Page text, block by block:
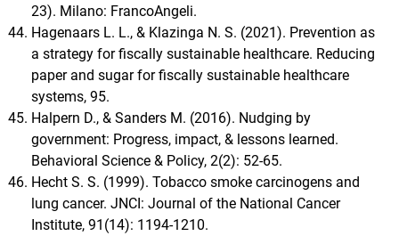
23). Milano: FrancoAngeli.
Hagenaars L. L., & Klazinga N. S. (2021). Prevention as
a strategy for fiscally sustainable healthcare. Reducing
paper and sugar for fiscally sustainable healthcare
systems, 95.
Halpern D., & Sanders M. (2016). Nudging by
government: Progress, impact, & lessons learned.
Behavioral Science & Policy, 2(2): 52-65.
Hecht S. S. (1999). Tobacco smoke carcinogens and
lung cancer. JNCI: Journal of the National Cancer
Institute, 91(14): 1194-1210.